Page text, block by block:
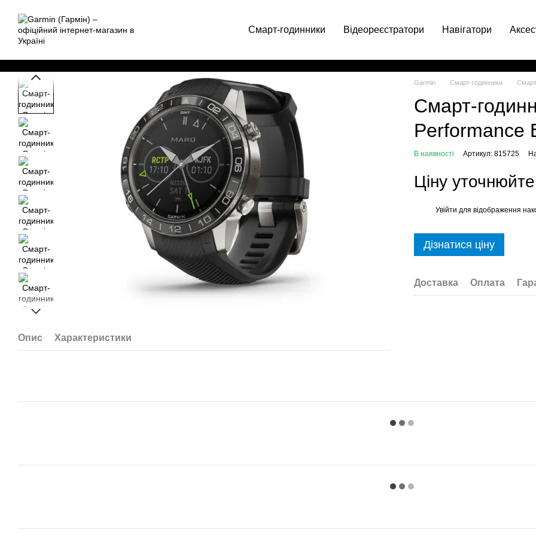
Смарт-годинники Відеореєстратори Навігатори
Опис Характеристики
Garmin Смарт-годинники
Смарт-
Performance
В наявності Артикул: 815725
Ціну уточнюйте
Увійти для відображення
Дізнатися ціну
Доставка Оплата